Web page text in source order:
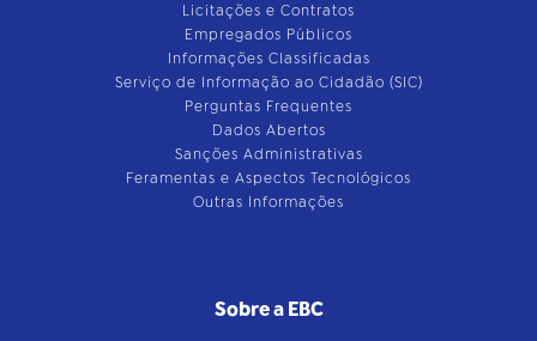
Licitações e Contratos
Empregados Públicos
Informações Classificadas
Serviço de Informação ao Cidadão (SIC)
Perguntas Frequentes
Dados Abertos
Sanções Administrativas
Feramentas e Aspectos Tecnológicos
Outras Informações
Sobre a EBC